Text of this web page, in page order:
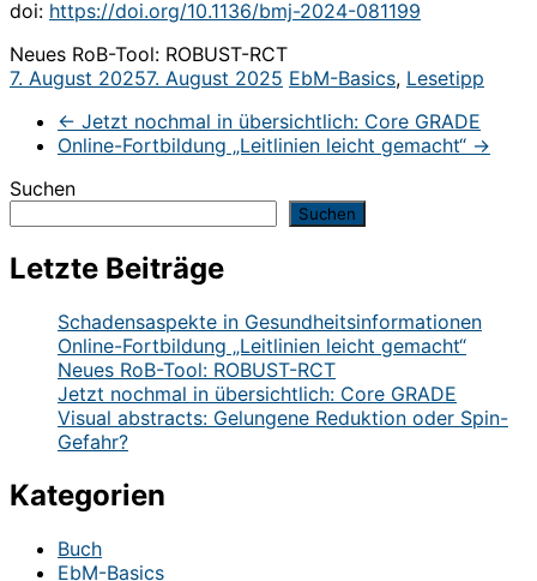
doi: https://doi.org/10.1136/bmj-2024-081199
Neues RoB-Tool: ROBUST-RCT
7. August 20257. August 2025 EbM-Basics, Lesetipp
← Jetzt nochmal in übersichtlich: Core GRADE
Online-Fortbildung „Leitlinien leicht gemacht“ →
Suchen
Suchen
Letzte Beiträge
Schadensaspekte in Gesundheitsinformationen
Online-Fortbildung „Leitlinien leicht gemacht“
Neues RoB-Tool: ROBUST-RCT
Jetzt nochmal in übersichtlich: Core GRADE
Visual abstracts: Gelungene Reduktion oder Spin-
Gefahr?
Kategorien
Buch
EbM-Basics